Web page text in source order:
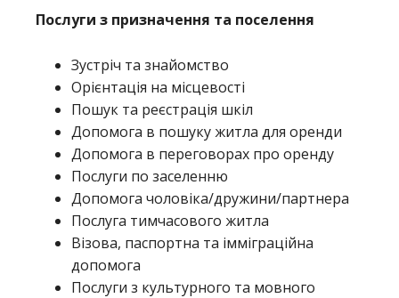
Послуги з призначення та поселення
Зустріч та знайомство
Орієнтація на місцевості
Пошук та реєстрація шкіл
Допомога в пошуку житла для оренди
Допомога в переговорах про оренду
Послуги по заселенню
Допомога чоловіка/дружини/партнера
Послуга тимчасового житла
Візова, паспортна та імміграційна
допомога
Послуги з культурного та мовного